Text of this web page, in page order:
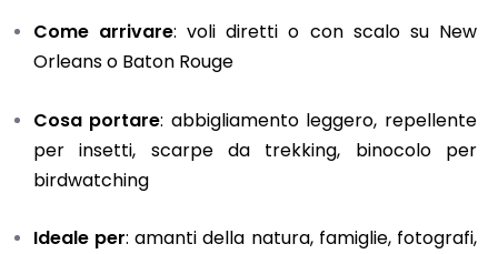
Come arrivare: voli diretti o con scalo su New
Orleans o Baton Rouge
Cosa portare: abbigliamento leggero, repellente
per insetti, scarpe da trekking, binocolo per
birdwatching
Ideale per: amanti della natura, famiglie, fotografi,